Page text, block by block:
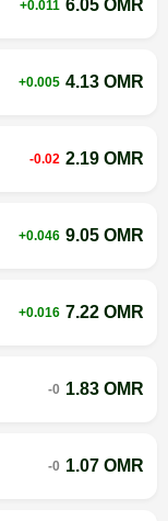
+0.011 6.05 OMR
+0.005 4.13 OMR
-0.02 2.19 OMR
+0.046 9.05 OMR
+0.016 7.22 OMR
-0 1.83 OMR
-0 1.07 OMR